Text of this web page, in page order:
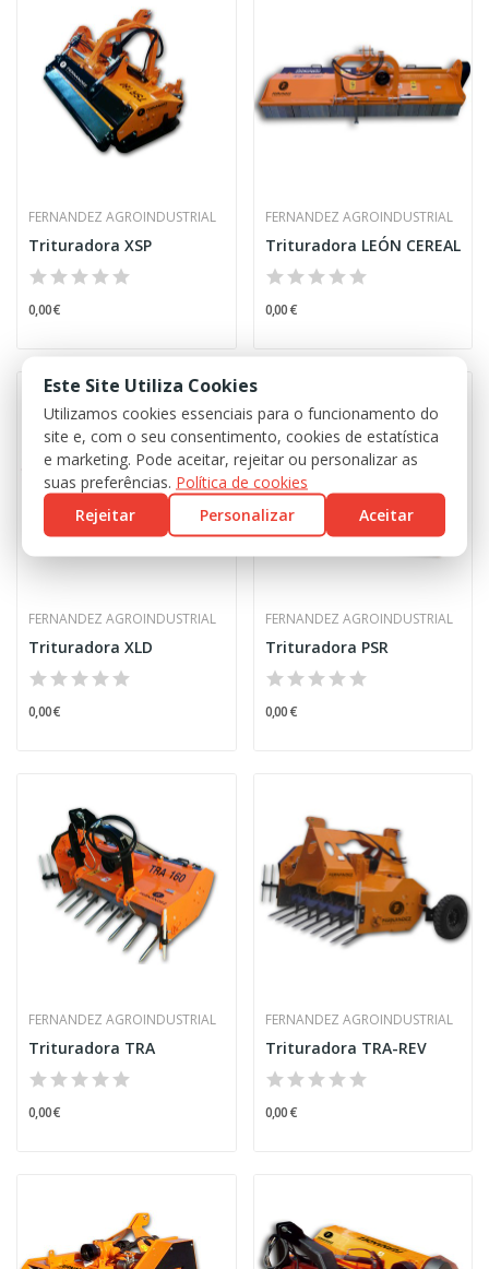
FERNANDEZ AGROINDUSTRIAL
Trituradora XSP
0,00 €
FERNANDEZ AGROINDUSTRIAL
Trituradora LEÓN CEREAL
0,00 €
FERNANDEZ AGROINDUSTRIAL
Trituradora XLD
0,00 €
FERNANDEZ AGROINDUSTRIAL
Trituradora PSR
0,00 €
FERNANDEZ AGROINDUSTRIAL
Trituradora TRA
0,00 €
FERNANDEZ AGROINDUSTRIAL
Trituradora TRA-REV
0,00 €
Este Site Utiliza Cookies
Utilizamos cookies essenciais para o funcionamento do
site e, com o seu consentimento, cookies de estatística
e marketing. Pode aceitar, rejeitar ou personalizar as
suas preferências. Política de cookies
Rejeitar
Personalizar Aceitar